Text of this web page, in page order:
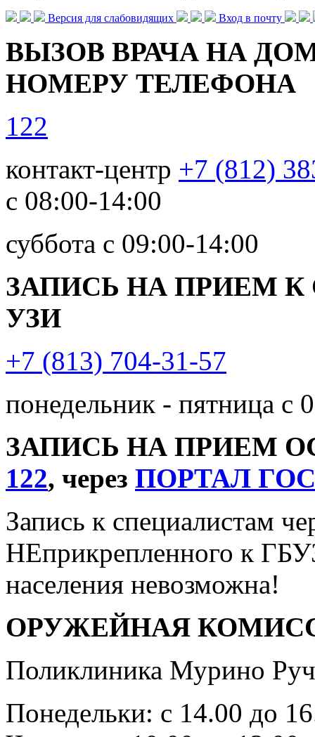
Версия для слабовидящих Вход в почту
ВЫЗОВ ВРАЧА НА
НОМЕРУ ТЕЛЕФОНА
122
контакт-центр +7 (812)
с 08:00-14:00
суббота с 09:00-14:00
ЗАПИСЬ НА ПРИЕМ
УЗИ
+7 (813) 704-31-57
понедельник - пятница с
ЗАПИСЬ НА ПРИЕМ
122, через ПОРТАЛ
Запись к специалистам
НЕприкрепленного к
населения невозможна!
ОРУЖЕЙНАЯ
Поликлиника Мурино
Понедельки: с 14.00 до